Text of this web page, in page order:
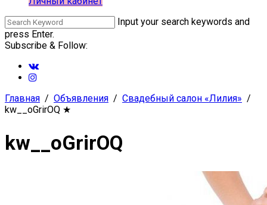
Input your search keywords and
press Enter.
Subscribe & Follow:
Главная Объявления
Свадебный салон «Лилия»
kw__oGrirOQ ★
kw__oGrirOQ